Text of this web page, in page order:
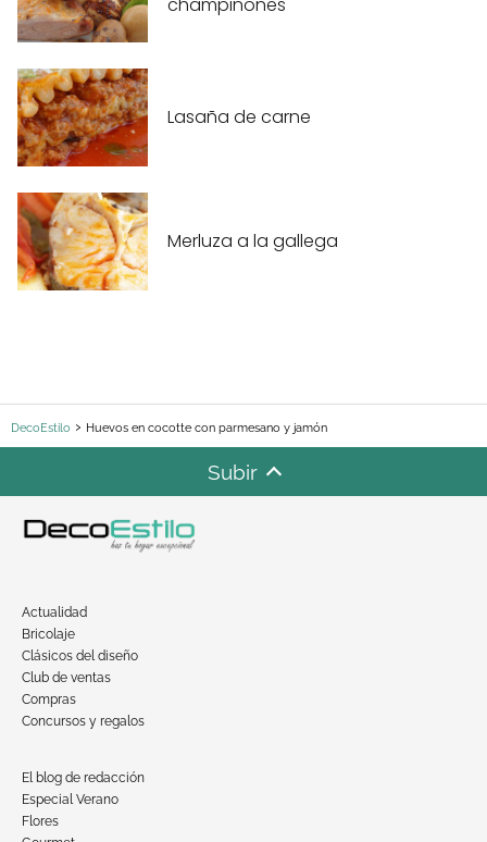
champiñones
Lasaña de carne
Merluza a la gallega
DecoEstilo Huevos en cocotte con parmesano y jamón
Subir
Actualidad
Bricolaje
Clásicos del diseño
Club de ventas
Compras
Concursos y regalos
El blog de redacción
Especial Verano
Flores